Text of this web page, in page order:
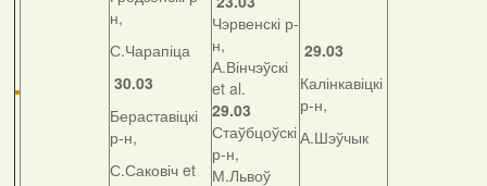
н,
С.Чарапіца
30.03
Бераставіцкі
р-н,
С.Саковіч et
Чэрвенскі р-
н,
А.Вінчэўскі
et al.
29.03
Стаўбцоўскі
р-н,
М.Львоў
29.03
Калінкавіцкі
р-н,
А.Шэўчык